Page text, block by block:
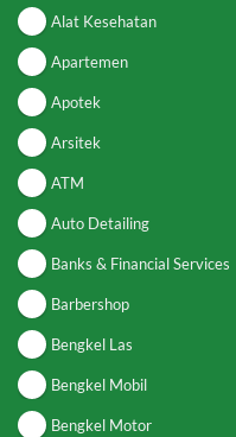
Alat Kesehatan
Apartemen
Apotek
Arsitek
ATM
Auto Detailing
Banks & Financial Services
Barbershop
Bengkel Las
Bengkel Mobil
Bengkel Motor